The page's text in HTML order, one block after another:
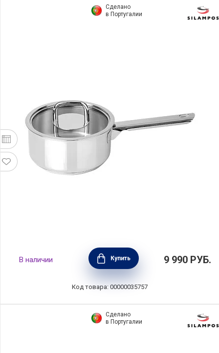
Сделано
в Португалии
Ковш с крышкой COMFORT GLASS 1,5 л,
диаметр 16 см, нержавеющая сталь,
Silampos, Португалия, 632122WR1116100
В наличии Купить 9 990 РУБ.
Код товара: 00000035757
Сделано
в Португалии